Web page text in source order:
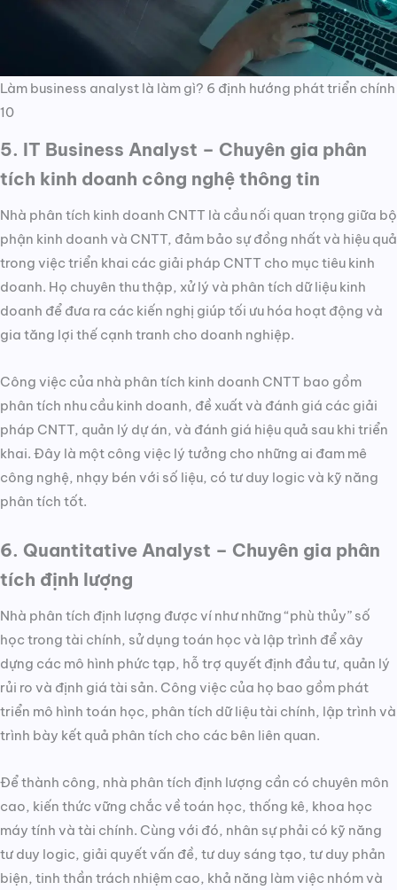
Làm business analyst là làm gì? 6 định hướng phát triển chính
10
5. IT Business Analyst – Chuyên gia phân
tích kinh doanh công nghệ thông tin
Nhà phân tích kinh doanh CNTT là cầu nối quan trọng giữa bộ
phận kinh doanh và CNTT, đảm bảo sự đồng nhất và hiệu quả
trong việc triển khai các giải pháp CNTT cho mục tiêu kinh
doanh. Họ chuyên thu thập, xử lý và phân tích dữ liệu kinh
doanh để đưa ra các kiến nghị giúp tối ưu hóa hoạt động và
gia tăng lợi thế cạnh tranh cho doanh nghiệp.
Công việc của nhà phân tích kinh doanh CNTT bao gồm
phân tích nhu cầu kinh doanh, đề xuất và đánh giá các giải
pháp CNTT, quản lý dự án, và đánh giá hiệu quả sau khi triển
khai. Đây là một công việc lý tưởng cho những ai đam mê
công nghệ, nhạy bén với số liệu, có tư duy logic và kỹ năng
phân tích tốt.
6. Quantitative Analyst – Chuyên gia phân
tích định lượng
Nhà phân tích định lượng được ví như những “phù thủy” số
học trong tài chính, sử dụng toán học và lập trình để xây
dựng các mô hình phức tạp, hỗ trợ quyết định đầu tư, quản lý
rủi ro và định giá tài sản. Công việc của họ bao gồm phát
triển mô hình toán học, phân tích dữ liệu tài chính, lập trình và
trình bày kết quả phân tích cho các bên liên quan.
Để thành công, nhà phân tích định lượng cần có chuyên môn
cao, kiến thức vững chắc về toán học, thống kê, khoa học
máy tính và tài chính. Cùng với đó, nhân sự phải có kỹ năng
tư duy logic, giải quyết vấn đề, tư duy sáng tạo, tư duy phản
biện, tinh thần trách nhiệm cao, khả năng làm việc nhóm và